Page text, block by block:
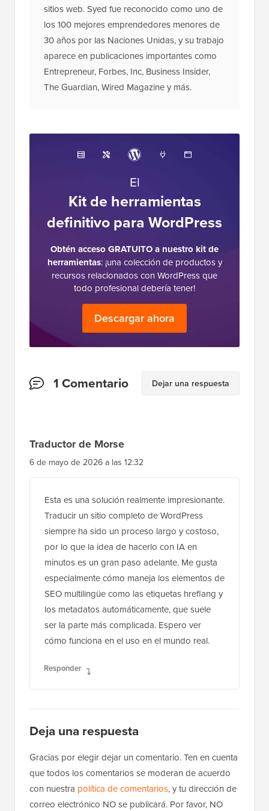
sitios web. Syed fue reconocido como uno de
los 100 mejores emprendedores menores de
30 años por las Naciones Unidas, y su trabajo
aparece en publicaciones importantes como
Entrepreneur, Forbes, Inc, Business Insider,
The Guardian, Wired Magazine y más.
El
Kit de herramientas
definitivo para WordPress
Obtén acceso GRATUITO a nuestro kit de
herramientas: ¡una colección de productos y
recursos relacionados con WordPress que
todo profesional debería tener!
Descargar ahora
Interacciones
1 Comentario Dejar una respuesta
Traductor de Morse
6 de mayo de 2026 a las 12:32
Esta es una solución realmente impresionante.
Traducir un sitio completo de WordPress
siempre ha sido un proceso largo y costoso,
por lo que la idea de hacerlo con IA en
minutos es un gran paso adelante. Me gusta
especialmente cómo maneja los elementos de
SEO multilingüe como las etiquetas hreflang y
los metadatos automáticamente, que suele
ser la parte más complicada. Espero ver
cómo funciona en el uso en el mundo real.
Responder
Deja una respuesta
Gracias por elegir dejar un comentario. Ten en cuenta
que todos los comentarios se moderan de acuerdo
con nuestra política de comentarios, y tu dirección de
correo electrónico NO se publicará. Por favor, NO